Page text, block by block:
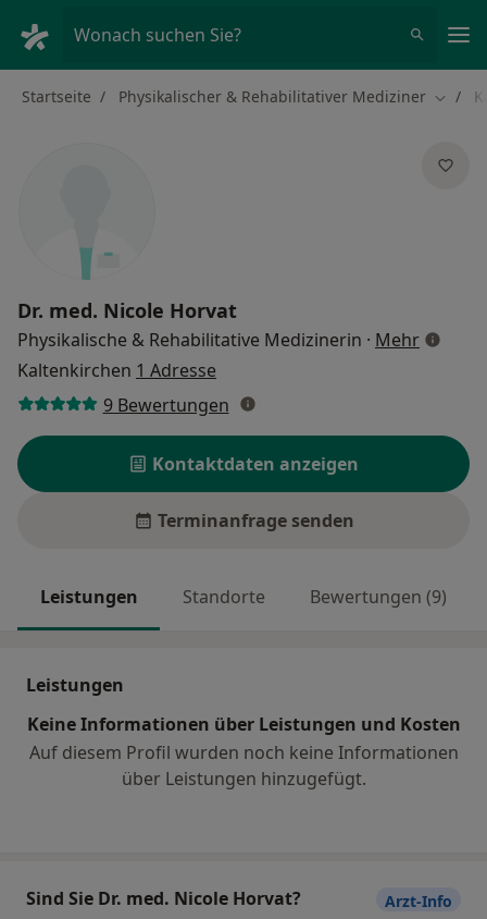
Wonach suchen Sie?
Startseite Physikalischer & Rehabilitativer Mediziner Stadt
Dr. med. Nicole Horvat
Physikalische & Rehabilitative Medizinerin · Mehrüber
Kaltenkirchen 1 Adresse
9 Bewertungen
Kontaktdaten anzeigen
Terminanfrage senden
Leistungen Standorte Bewertungen (9)
Leistungen
Keine Informationen über Leistungen und Kosten
Auf diesem Profil wurden noch keine Informationen
über Leistungen hinzugefügt.
Sind Sie Dr. med. Nicole Horvat? Arzt-Info